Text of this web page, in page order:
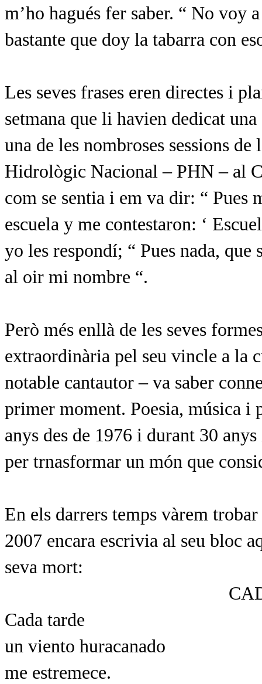
m’ho hagués fer saber. “ No voy
bastante que doy la tabarra con
Les seves frases eren directes i
setmana que li havien dedicat
una de les nombroses sessions
Hidrològic Nacional – PHN – al
com se sentia i em va dir: “ Pues
escuela y me contestaron: ‘
yo les respondí; “ Pues nada,
al oir mi nombre “.
Però més enllà de les seves
extraordinària pel seu vincle a la
notable cantautor – va saber
primer moment. Poesia, música
anys des de 1976 i durant 30
per trnasformar un món que
En els darrers temps vàrem
2007 encara escrivia al seu bloc
seva mort:
Cada tarde
un viento huracanado
me estremece.